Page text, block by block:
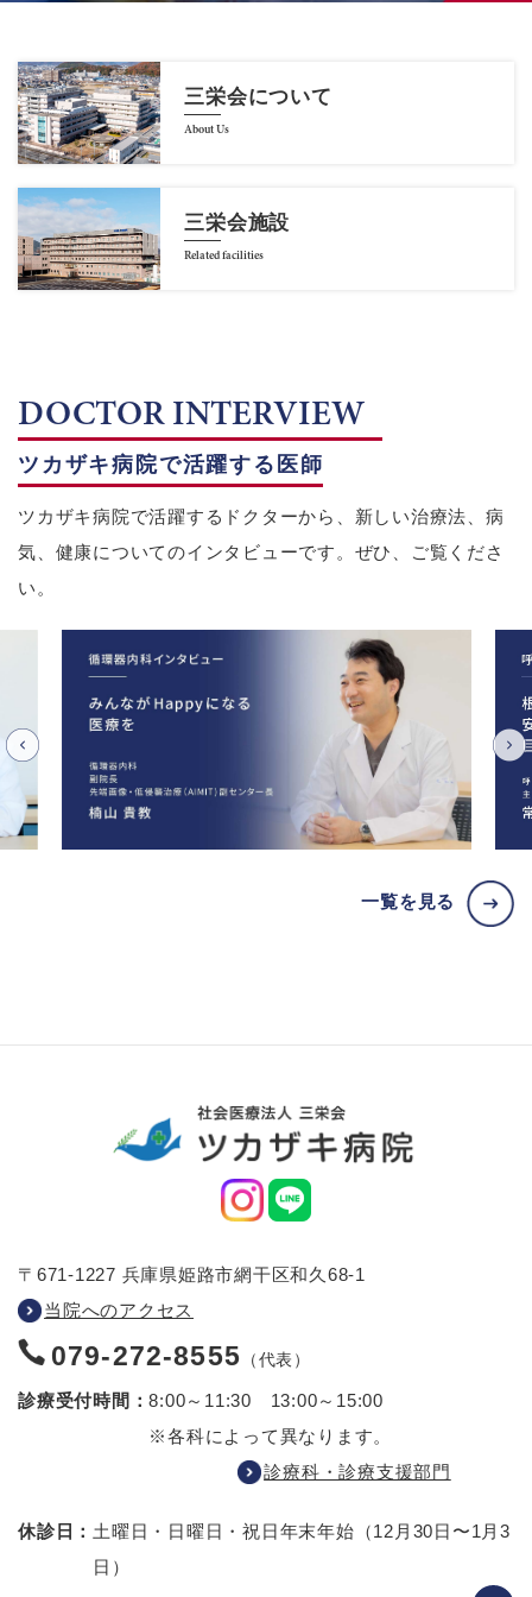
三栄会について
About Us
三栄会施設
Related facilities
DOCTOR INTERVIEW
ツカザキ病院で活躍する医師
ツカザキ病院で活躍するドクターから、新しい治療法、病
気、健康についてのインタビューです。ぜひ、ご覧くださ
い。
一覧を見る
〒671-1227 兵庫県姫路市網干区和久68-1
当院へのアクセス
079-272-8555 （代表）
診療受付時間：8:00～11:30 13:00～15:00
※各科によって異なります。
診療科・診療支援部門
休診日： 土曜日・日曜日・祝日年末年始（12月30日〜1月3
日）